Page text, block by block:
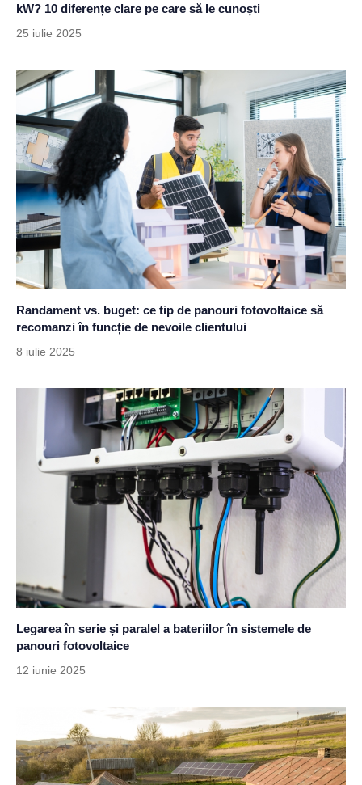
kW? 10 diferențe clare pe care să le cunoști
25 iulie 2025
Randament vs. buget: ce tip de panouri fotovoltaice să
recomanzi în funcție de nevoile clientului
8 iulie 2025
Legarea în serie și paralel a bateriilor în sistemele de
panouri fotovoltaice
12 iunie 2025